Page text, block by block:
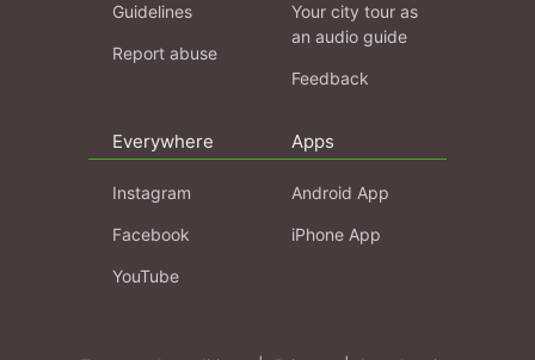
Guidelines
Report abuse
Your city tour as
an audio guide
Feedback
Everywhere
Instagram
Facebook
YouTube
Apps
Android App
iPhone App